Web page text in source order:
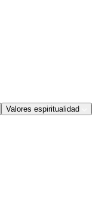
Valores espiritualidad